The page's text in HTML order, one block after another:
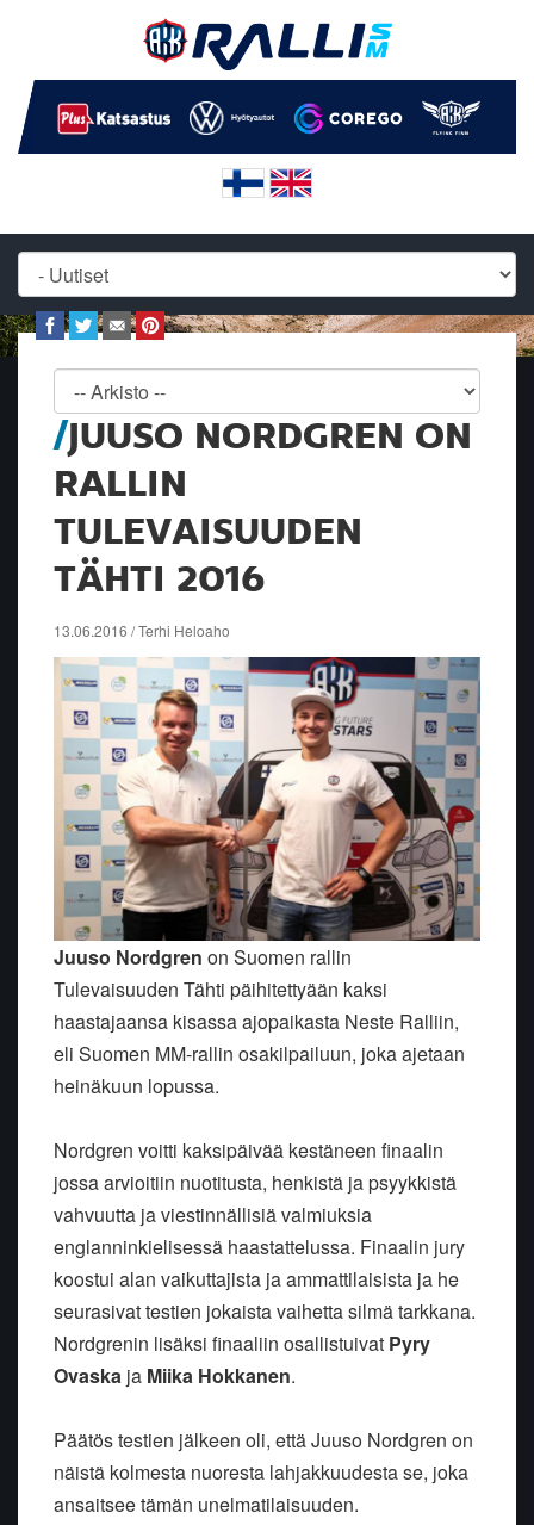
JUUSO NORDGREN ON
RALLIN
TULEVAISUUDEN
TÄHTI 2016
13.06.2016 / Terhi Heloaho
Juuso Nordgren on Suomen rallin
Tulevaisuuden Tähti päihitettyään kaksi
haastajaansa kisassa ajopaikasta Neste Ralliin,
eli Suomen MM-rallin osakilpailuun, joka ajetaan
heinäkuun lopussa.
Nordgren voitti kaksipäivää kestäneen finaalin
jossa arvioitiin nuotitusta, henkistä ja psyykkistä
vahvuutta ja viestinnällisiä valmiuksia
englanninkielisessä haastattelussa. Finaalin jury
koostui alan vaikuttajista ja ammattilaisista ja he
seurasivat testien jokaista vaihetta silmä tarkkana.
Nordgrenin lisäksi finaaliin osallistuivat Pyry
Ovaska ja Miika Hokkanen.
Päätös testien jälkeen oli, että Juuso Nordgren on
näistä kolmesta nuoresta lahjakkuudesta se, joka
ansaitsee tämän unelmatilaisuuden.